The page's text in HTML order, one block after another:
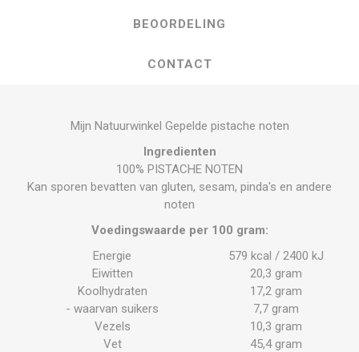
BEOORDELING
CONTACT
Mijn Natuurwinkel Gepelde pistache noten
Ingredienten
100% PISTACHE NOTEN
Kan sporen bevatten van gluten, sesam, pinda's en andere
noten
Voedingswaarde per 100 gram:
Energie
579 kcal / 2400 kJ
Eiwitten
20,3 gram
Koolhydraten
17,2 gram
- waarvan suikers
7,7 gram
Vezels
10,3 gram
Vet
45,4 gram